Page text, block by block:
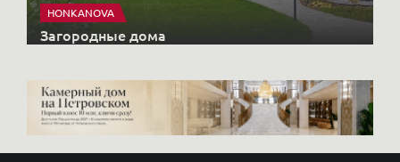
HONKANOVA
Загородные дома